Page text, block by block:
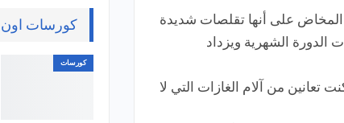
على أنها تقلصات شديدة
الدورة الشهرية ويزداد
تعانين من آلام الغازات التي لا
كورسات اون
كورسات